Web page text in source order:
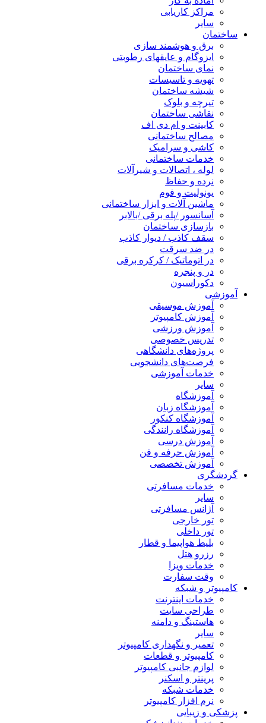
مراکز کاریابی
سایر
ساختمان
برق و هوشمند سازی
ایزوگام و عایقهای رطوبتی
نمای ساختمان
تهویه و تاسیسات
شیشه ساختمان
تیرچه و بلوک
نقاشی ساختمان
کابینت و ام دی اف
مصالح ساختمانی
کاشی و سرامیک
خدمات ساختمانی
لوله ، اتصالات و شیرآلات
نرده و حفاظ
یونولیت و فوم
ماشین آلات و ابزار ساختمانی
آسانسور /پله برقی /بالابر
بازسازی ساختمان
سقف کاذب / دیوار کاذب
در ضد سرقت
در اتوماتیک / کرکره برقی
در و پنجره
دکوراسیون
آموزشی
آموزش موسیقی
آموزش کامپیوتر
آموزش ورزشی
تدریس خصوصی
پروژه‌های دانشگاهی
فرصت‌های دانشجویی
خدمات آموزشی
سایر
آموزشگاه
آموزشگاه زبان
آموزشگاه کنکور
آموزشگاه رانندگی
آموزش درسی
آموزش حرفه و فن
آموزش تخصصی
گردشگری
خدمات مسافرتی
سایر
آژانس مسافرتی
تور خارجی
تور داخلی
بلیط هواپیما و قطار
رزرو هتل
خدمات ویزا
وقت سفارت
کامپیوتر و شبکه
خدمات اینترنت
طراحی سایت
هاستینگ و دامنه
سایر
تعمیر و نگهداری کامپیوتر
کامپیوتر و قطعات
لوازم جانبی کامپیوتر
پرینتر و اسکنر
خدمات شبکه
نرم افزار کامپیوتر
پزشکی و زیبایی